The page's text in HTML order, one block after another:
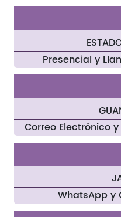
Presencial y
Correo Electrónico
WhatsApp y